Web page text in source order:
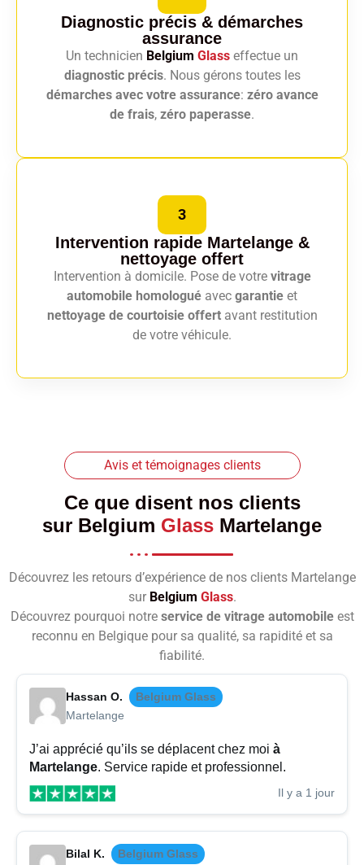
Diagnostic précis & démarches
assurance
Un technicien Belgium Glass effectue un
diagnostic précis. Nous gérons toutes les
démarches avec votre assurance: zéro avance
de frais, zéro paperasse.
3
Intervention rapide Martelange &
nettoyage offert
Intervention à domicile. Pose de votre vitrage
automobile homologué avec garantie et
nettoyage de courtoisie offertavant restitution
de votre véhicule.
Avis et témoignages clients
Ce que disent nos clients
sur Belgium Glass Martelange
Découvrez les retours d’expérience de nos clients Martelange
sur Belgium Glass.
Découvrez pourquoi notre service de vitrage automobileest
reconnu en Belgique pour sa qualité, sa rapidité et sa
fiabilité.
Hassan O.
Belgium Glass
Martelange
J’ai apprécié qu’ils se déplacent chez moi à
Martelange. Service rapide et professionnel.
Il y a 1 jour
Bilal K.
Belgium Glass